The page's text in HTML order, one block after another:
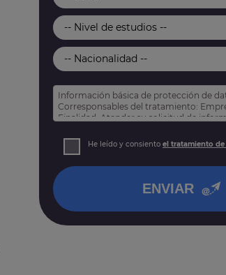
Información básica de protección de
Corresponsables del tratamiento:
Finalidad: Atender su solicitud de
Derechos: Puede acceder, rectificar y
datos, así como otros derechos tal y
He leído y consiento el tratamiento de
ENVIAR